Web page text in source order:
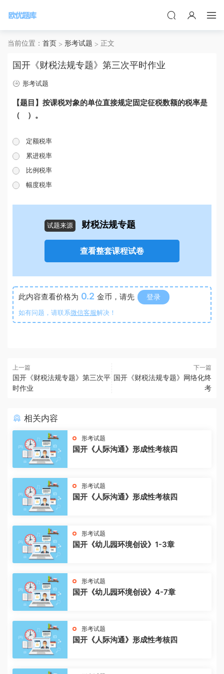
当前位置： 首页 形考试题 正文
国开《财税法规专题》第三次平时作业
形考试题
【题目】按课税对象的单位直接规定固定征税数额的税率是
（ ）。
定额税率
累进税率
比例税率
幅度税率
试题来源 财税法规专题
查看整套课程试卷
此内容查看价格为 0.2 金币，请先 登录
如有问题，请联系微信客服解决！
上一篇
国开《财税法规专题》第三次平
时作业
下一篇
国开《财税法规专题》网络化终
考
相关内容
形考试题
国开《人际沟通》形成性考核四
形考试题
国开《人际沟通》形成性考核四
形考试题
国开《幼儿园环境创设》1-3章
形考试题
国开《幼儿园环境创设》4-7章
形考试题
国开《人际沟通》形成性考核四